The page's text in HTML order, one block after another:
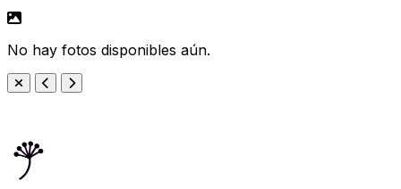
No hay fotos disponibles aún.